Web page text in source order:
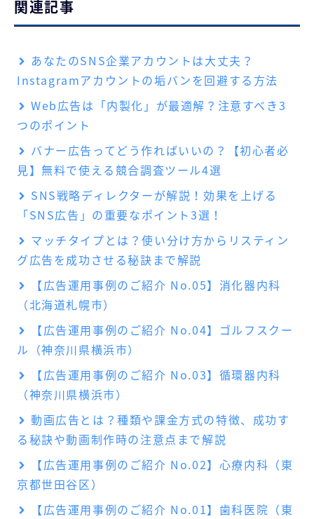
関連記事
あなたのSNS企業アカウントは大丈夫？
Instagramアカウントの垢バンを回避する方法
Web広告は「内製化」が最適解？注意すべき3
つのポイント
バナー広告ってどう作ればいいの？【初心者必
見】無料で使える競合調査ツール4選
SNS戦略ディレクターが解説！効果を上げる
「SNS広告」の重要なポイント3選！
マッチタイプとは？使い分け方からリスティン
グ広告を成功させる秘訣まで解説
【広告運用事例のご紹介 No.05】消化器内科
（北海道札幌市）
【広告運用事例のご紹介 No.04】ゴルフスクー
ル（神奈川県横浜市）
【広告運用事例のご紹介 No.03】循環器内科
（神奈川県横浜市）
動画広告とは？種類や課金方式の特徴、成功す
る秘訣や動画制作時の注意点まで解説
【広告運用事例のご紹介 No.02】心療内科（東
京都世田谷区）
【広告運用事例のご紹介 No.01】歯科医院（東